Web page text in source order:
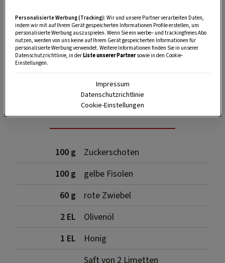
Für die Sauce
100 g
Zuckerschoten
100 g
gelbe Fisolen
60 g
rote Zwiebel
2 EL
Olivenöl
1 EL
Honig
Saft von 2 Limetten
Personalisierte Werbung (Tracking): Wir und unsere Partner verarbeiten Daten,
indem wir mit auf Ihrem Gerät gespeicherten Informationen Profile erstellen, um
personalisierte Werbung auszuspielen. Wenn Sie ein werbe– und trackingfreies Abo
nutzen, werden von uns keine auf Ihrem Gerät gespeicherten Informationen für
personalisierte Werbung verwendet. Weitere Informationen finden Sie in unserer
Datenschutzrichtlinie, in derListe unserer Partnersowie in den Cookie-
Einstellungen.
Impressum
Datenschutzrichtlinie
Cookie-Einstellungen